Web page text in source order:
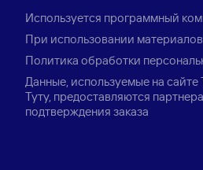
Используется программный
При использовании
Политика обработки
Данные, используемые на
Туту, предоставляются
подтверждения заказа